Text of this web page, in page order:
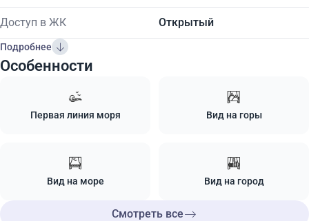
Доступ в ЖК Открытый
Подробнее
Особенности
Первая линия моря Вид на горы
Вид на море Вид на город
Смотреть все